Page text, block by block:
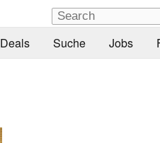
Deals Suche Jobs